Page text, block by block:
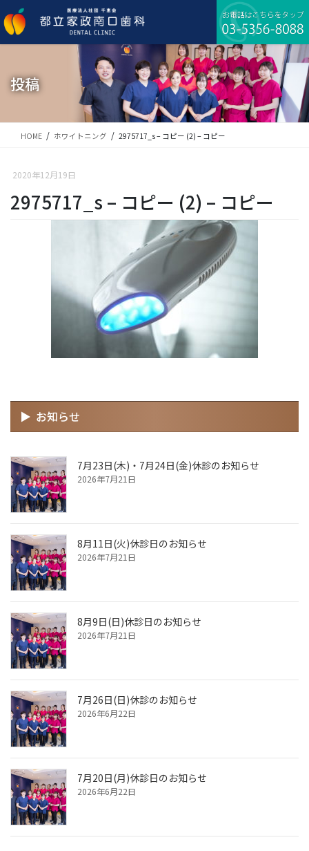
ン
テ
ビ
ゲ
移
投稿
HOME ホワイトニング 2975717_s – コピー (2) – コピー
2020年12月19日
2975717_s – コピー (2) – コピー
お知らせ
7月23日(木)・7月24日(金)休診のお知らせ
2026年7月21日
8月11日(火)休診日のお知らせ
2026年7月21日
8月9日(日)休診日のお知らせ
2026年7月21日
7月26日(日)休診のお知らせ
2026年6月22日
7月20日(月)休診日のお知らせ
2026年6月22日